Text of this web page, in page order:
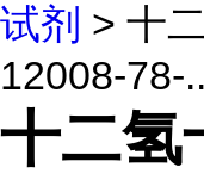
试剂 > 十
12008-78-
十二氢